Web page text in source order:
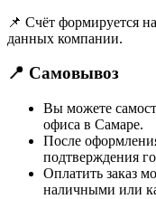
📌 Счёт формируется
данных компании.
📍 Самовывоз
Вы можете
офиса в Самаре.
После
подтверждения
Оплатить заказ
наличными или